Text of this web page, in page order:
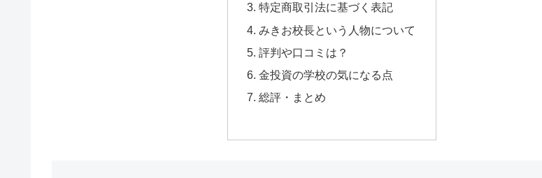
特定商取引法に基づく表記
みきお校長という人物について
評判や口コミは？
金投資の学校の気になる点
総評・まとめ